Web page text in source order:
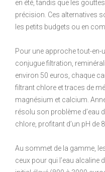
en été, tandis que les
précision. Ces alternatives
les petits budgets ou en
Pour une approche tout-en-
conjugue filtration,
environ 50 euros, chaque
filtrant chlore et traces de
magnésium et calcium.
résolu son problème d’eau
chlore, profitant d’un pH de
Au sommet de la gamme,
ceux pour qui l’eau alcaline